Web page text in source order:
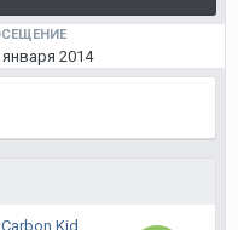
января 2014